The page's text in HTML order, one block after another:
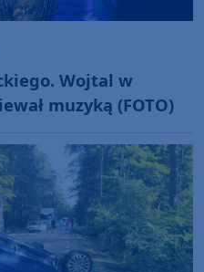
Wojtal w
muzyką (FOTO)